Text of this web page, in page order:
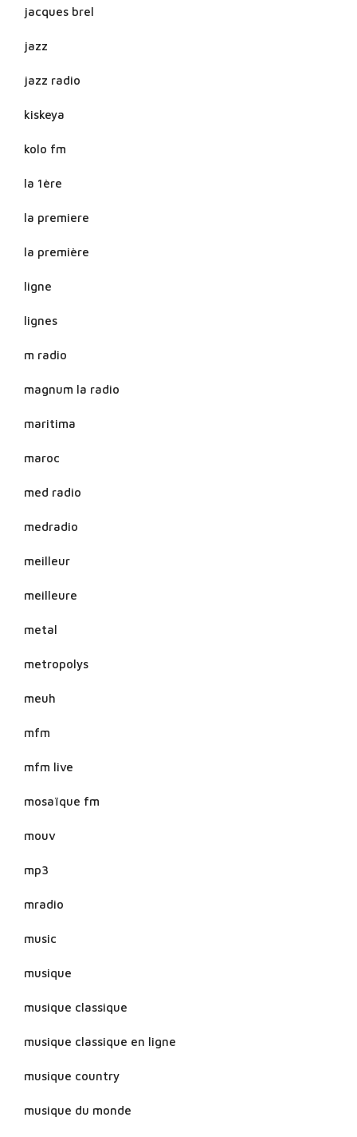
jacques brel
jazz
jazz radio
kiskeya
kolo fm
la 1ère
la premiere
la première
ligne
lignes
m radio
magnum la radio
maritima
maroc
med radio
medradio
meilleur
meilleure
metal
metropolys
meuh
mfm
mfm live
mosaïque fm
mouv
mp3
mradio
music
musique
musique classique
musique classique en ligne
musique country
musique du monde